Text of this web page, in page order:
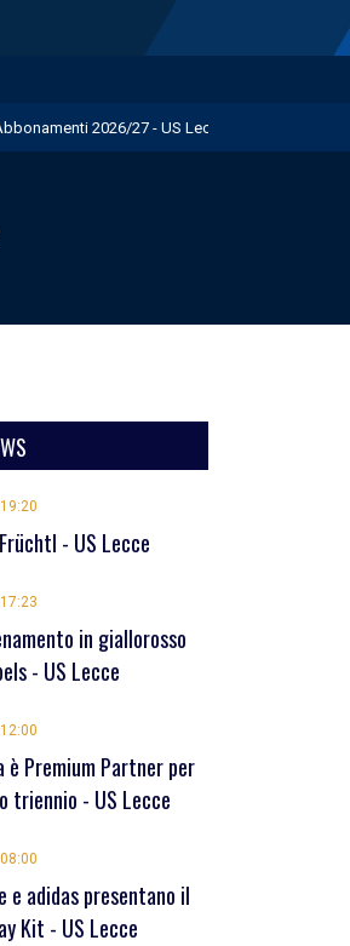
2026/27 - US Lecce
- US Lecce
con la Primavera - US Lecce
- US Lecce
in giallorosso
- US Lecce
è Premium Partner per
triennio - US Lecce
e adidas presentano il
Kit - US Lecce